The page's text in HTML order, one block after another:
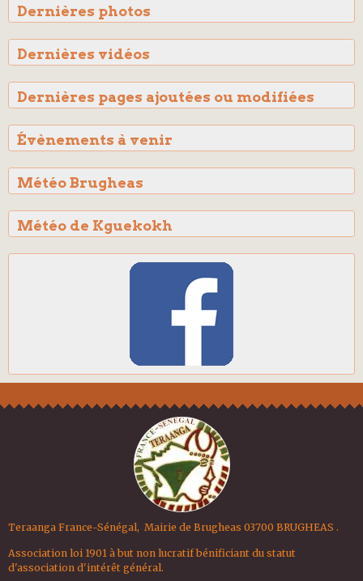
Dernières photos
Dernières vidéos
Dernières pages ajoutées ou modifiées
Évènements à venir
Météo Brugheas
Météo de Kguekokh
Teraanga France-Sénégal, Mairie de Brugheas 03700 BRUGHEAS .
Association loi 1901 à but non lucratif bénificiant du statut
d'association d'intérêt général.